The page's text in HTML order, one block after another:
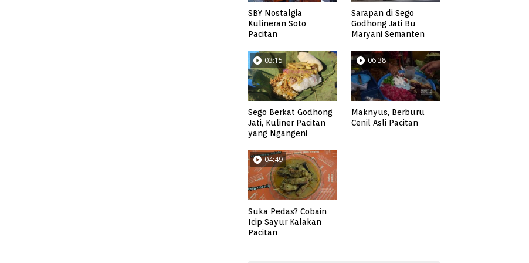
SBY Nostalgia
Kulineran Soto
Pacitan
Sarapan di Sego
Godhong Jati Bu
Maryani Semanten
03:15
Sego Berkat Godhong
Jati, Kuliner Pacitan
yang Ngangeni
06:38
Maknyus, Berburu
Cenil Asli Pacitan
04:49
Suka Pedas? Cobain
Icip Sayur Kalakan
Pacitan